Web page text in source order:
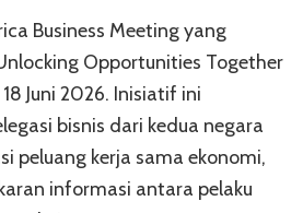
Business Meeting yang
Opportunities Together
Juni 2026. Inisiatif ini
bisnis dari kedua negara
peluang kerja sama ekonomi,
informasi antara pelaku